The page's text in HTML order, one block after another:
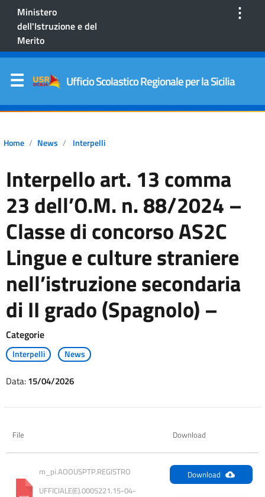
Ministero
dell'Istruzione e del
Merito
⋮
Ufficio Scolastico Regionale per la Sicilia
Home News Interpelli
Interpello art. 13 comma
23 dell’O.M. n. 88/2024 –
Classe di concorso AS2C
Lingue e culture straniere
nell’istruzione secondaria
di II grado (Spagnolo) –
Categorie
Interpelli News
Data:15/04/2026
File Download
m_pi.AOOUSPTP.REGISTRO
UFFICIALE(E).0005221.15-04-
Download